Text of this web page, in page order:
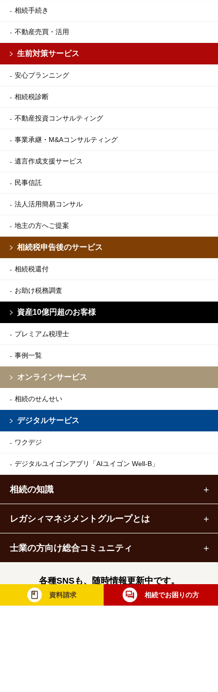
資料請求 相続でお困りの方
相続手続き
不動産売買・活用
生前対策サービス
安心プランニング
相続税診断
不動産投資コンサルティング
事業承継・M&Aコンサルティング
遺言作成支援サービス
民事信託
法人活用簡易コンサル
地主の方へご提案
相続税申告後のサービス
相続税還付
お助け税務調査
資産10億円超のお客様
プレミアム税理士
事例一覧
オンラインサービス
相続のせんせい
デジタルサービス
ワクデジ
デジタルユイゴンアプリ 「AIユイゴン Well-B」
相続の知識
レガシィマネジメントグループとは
士業の方向け総合コミュニティ
各種SNSも、随時情報更新中です。